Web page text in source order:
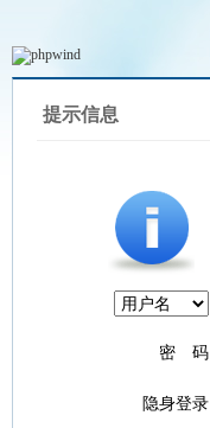
提示信息
密 码
隐身登录